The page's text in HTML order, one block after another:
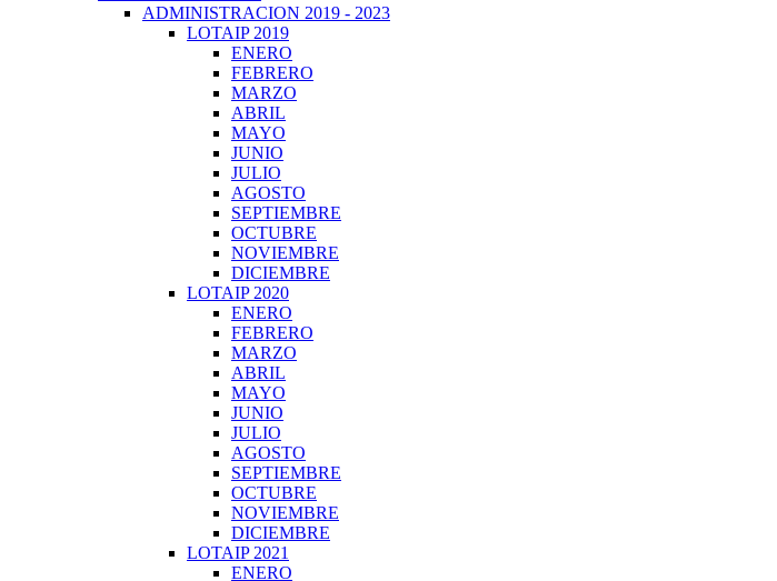
ADMINISTRACION 2019 - 2023
LOTAIP 2019
ENERO
FEBRERO
MARZO
ABRIL
MAYO
JUNIO
JULIO
AGOSTO
SEPTIEMBRE
OCTUBRE
NOVIEMBRE
DICIEMBRE
LOTAIP 2020
ENERO
FEBRERO
MARZO
ABRIL
MAYO
JUNIO
JULIO
AGOSTO
SEPTIEMBRE
OCTUBRE
NOVIEMBRE
DICIEMBRE
LOTAIP 2021
ENERO